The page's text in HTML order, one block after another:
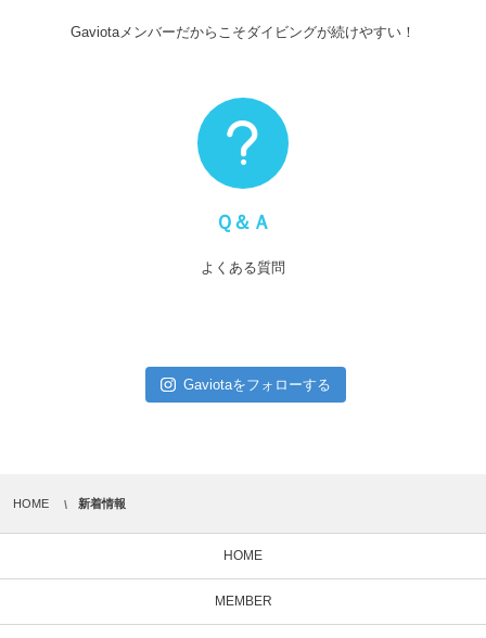
Gaviotaメンバーだからこそダイビングが続けやすい！
Ｑ＆Ａ
よくある質問
Gaviotaをフォローする
HOME 新着情報
HOME
MEMBER